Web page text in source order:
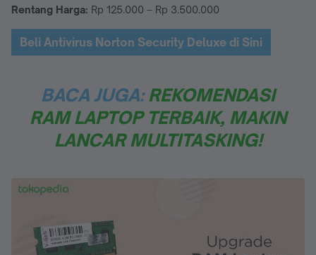
Rentang Harga: Rp 125.000 – Rp 3.500.000
Beli Antivirus Norton Security Deluxe di Sini
BACA JUGA: REKOMENDASI
RAM LAPTOP TERBAIK, MAKIN
LANCAR MULTITASKING!